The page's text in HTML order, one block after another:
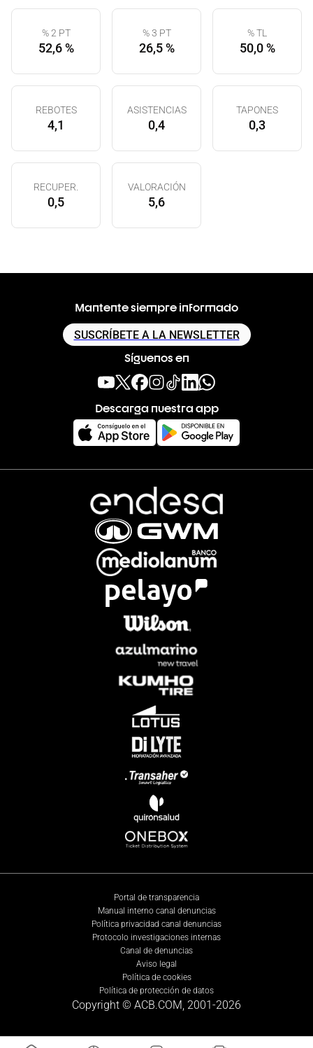
% 2 PT
52,6 %
% 3 PT
26,5 %
% TL
50,0 %
REBOTES
4,1
ASISTENCIAS
0,4
TAPONES
0,3
RECUPER.
0,5
VALORACIÓN
5,6
Mantente siempre informado
SUSCRÍBETE A LA NEWSLETTER
Síguenos en
Descarga nuestra app
Portal de transparencia
Manual interno canal denuncias
Política privacidad canal denuncias
Protocolo investigaciones internas
Canal de denuncias
Aviso legal
Política de cookies
Política de protección de datos
Copyright © ACB.COM, 2001-2026